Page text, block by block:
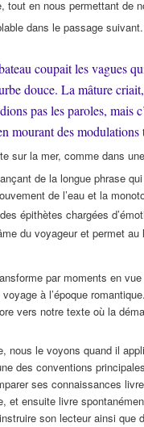
tout en nous permettant de
dans le passage
coupait les vagues
douce. La mâture
pas les paroles,
mourant des modulations
sur la mer, comme dans
de la longue phrase
de l’eau et la
épithètes chargées
du voyageur et permet au
par moments en
à l’époque
vers notre texte où la
nous le voyons quand il
des conventions
ses connaissances
et ensuite livre
son lecteur ainsi que